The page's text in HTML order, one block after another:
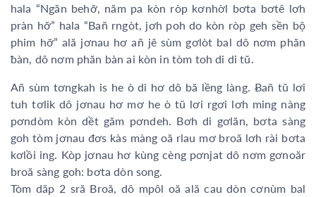
hala “Ngăn behơ̆, năm pa kòn ròp kơnhờl bơta bơtê lơh
pràn hơ̆” hala “Bañ rngòt, jơh poh do kòn ròp geh sền bộ
phim hơ̆” ală jơnau hơ añ jê sùm gơlòt bal dô nơm phăn
ƀàn, dô nơm phăn bàn ai kòn in tòm toh di di tŭ.
Añ sùm tơngkah is he ò di hơ dô bă lềng làng. Ƀañ tŭ lơi
tuh tơlik dô jơnau hơ mơ he ò tŭ lơi rgơi lơh ming nàng
pơndòm kòn dềt găm pơndeh. Bơh di gơlăn, bơta sàng
goh tòm jơnau đơs kàs màng oă rlau mơ broă lơh rài bơta
kơlồi ing. Kòp jơnau hơ kùng cèng pơnjat dô nơm gơnoăr
broă sàng goh: bơta dòn song.
Tòm dăp 2 sră Broă, dô mpôl oă ală cau dòn cơnùm bal